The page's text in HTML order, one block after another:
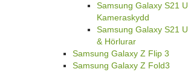
Samsung Galaxy S21
Kameraskydd
Samsung Galaxy S21
& Hörlurar
Samsung Galaxy Z Flip 3
Samsung Galaxy Z Fold3